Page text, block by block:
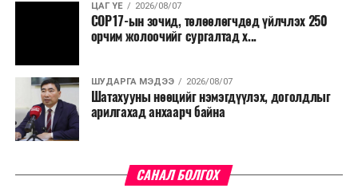
ЦАГ ҮЕ 2026/08/07
COP17-ын зочид, төлөөлөгчдөд үйлчлэх 250
орчим жолоочийг сургалтад х...
ШУДАРГА МЭДЭЭ 2026/08/07
Шатахууны нөөцийг нэмэгдүүлэх, доголдлыг
арилгахад анхаарч байна
САНАЛ БОЛГОХ